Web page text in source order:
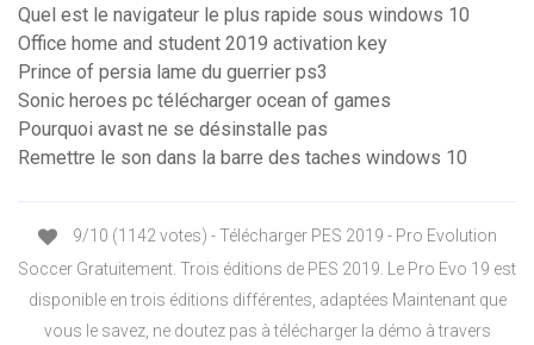
Quel est le navigateur le plus rapide sous windows 10
Office home and student 2019 activation key
Prince of persia lame du guerrier ps3
Sonic heroes pc télécharger ocean of games
Pourquoi avast ne se désinstalle pas
Remettre le son dans la barre des taches windows 10
9/10 (1142 votes) - Télécharger PES 2019 - Pro Evolution
Soccer Gratuitement. Trois éditions de PES 2019. Le Pro Evo 19 est
disponible en trois éditions différentes, adaptées Maintenant que
vous le savez, ne doutez pas à télécharger la démo à travers